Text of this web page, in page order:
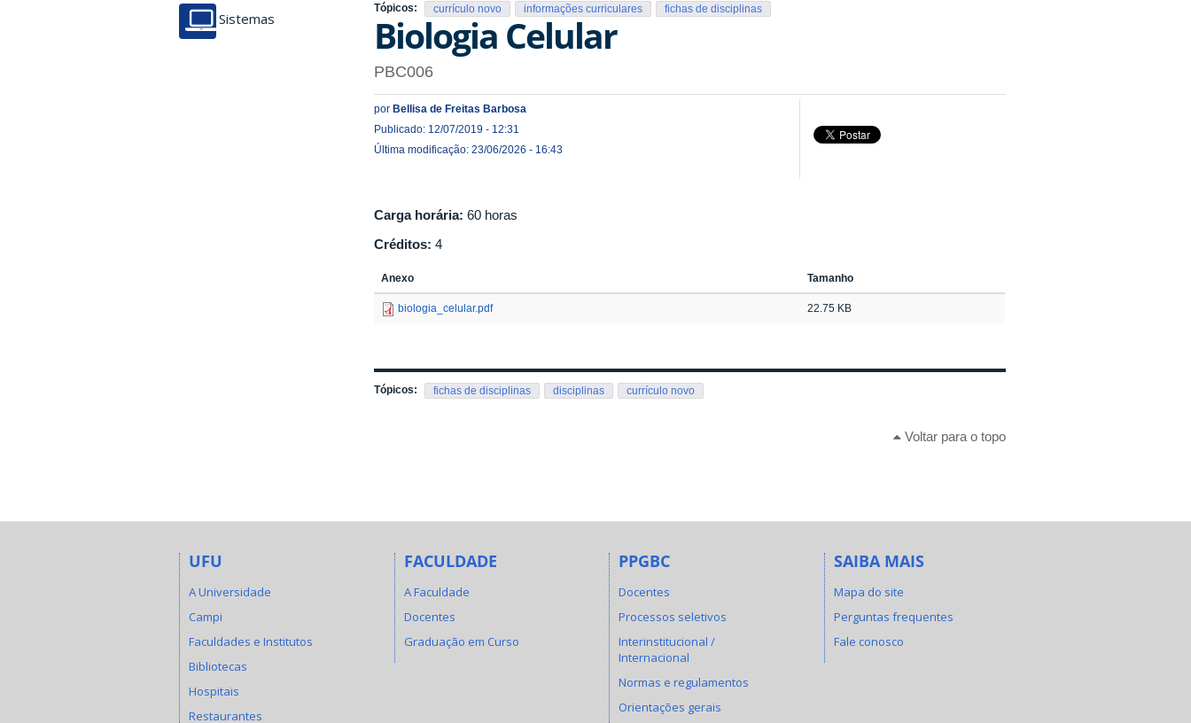
Sistemas
Tópicos: currículo novo informações curriculares fichas de disciplinas
Biologia Celular
PBC006
por Bellisa de Freitas Barbosa
Publicado: 12/07/2019 - 12:31
Última modificação: 23/06/2026 - 16:43
Carga horária: 60 horas
Créditos: 4
Anexo Tamanho
biologia_celular.pdf 22.75 KB
Tópicos: fichas de disciplinas disciplinas currículo novo
Voltar para o topo
UFU
A Universidade
Campi
Faculdades e Institutos
Bibliotecas
Hospitais
Restaurantes
FACULDADE
A Faculdade
Docentes
Graduação em Curso
PPGBC
Docentes
Processos seletivos
Interinstitucional /
Internacional
Normas e regulamentos
Orientações gerais
SAIBA MAIS
Mapa do site
Perguntas frequentes
Fale conosco